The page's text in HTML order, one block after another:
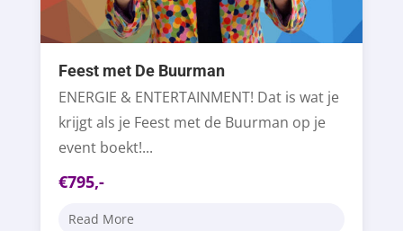
Feest met De Buurman
ENERGIE & ENTERTAINMENT! Dat is wat je
krijgt als je Feest met de Buurman op je
event boekt!...
€795,-
Read More